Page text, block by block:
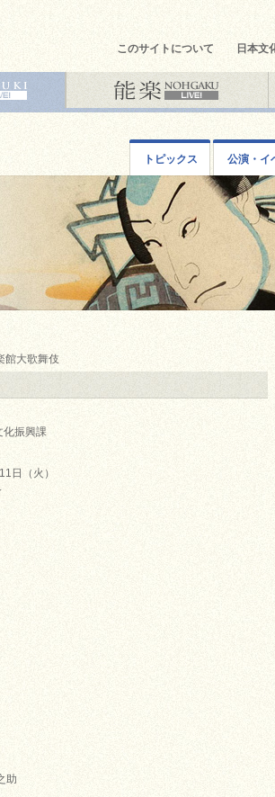
このサイトについて 日本文
トピックス 公演・イ
館大歌舞伎
化振興課
日（火）
助